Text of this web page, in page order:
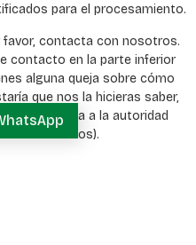
para el procesamiento.
contacta con nosotros.
contacto en la parte inferior
alguna queja sobre cómo
que nos la hicieras saber,
una queja a la autoridad
de datos).